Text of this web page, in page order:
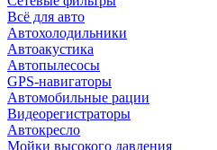
Всё для авто
Автохолодильники
Автоакустика
Автопылесосы
GPS-навигаторы
Автомобильные рации
Видеорегистраторы
Автокресло
Мойки высокого давления